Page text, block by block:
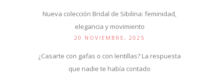
Nueva colección Bridal de Sibilina: feminidad,
elegancia y movimiento
20 NOVIEMBRE, 2025
¿Casarte con gafas o con lentillas? La respuesta
que nadie te había contado